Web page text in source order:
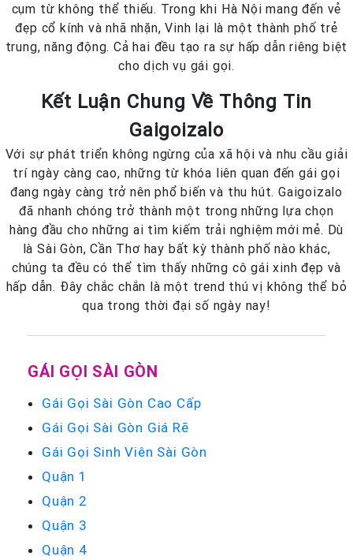
cụm từ không thể thiếu. Trong khi Hà Nội mang đến vẻ
đẹp cổ kính và nhã nhặn, Vinh lại là một thành phố trẻ
trung, năng động. Cả hai đều tạo ra sự hấp dẫn riêng biệt
cho dịch vụ gái gọi.
Kết Luận Chung Về Thông Tin
Gaigoizalo
Với sự phát triển không ngừng của xã hội và nhu cầu giải
trí ngày càng cao, những từ khóa liên quan đến gái gọi
đang ngày càng trở nên phổ biến và thu hút. Gaigoizalo
đã nhanh chóng trở thành một trong những lựa chọn
hàng đầu cho những ai tìm kiếm trải nghiệm mới mẻ. Dù
là Sài Gòn, Cần Thơ hay bất kỳ thành phố nào khác,
chúng ta đều có thể tìm thấy những cô gái xinh đẹp và
hấp dẫn. Đây chắc chắn là một trend thú vị không thể bỏ
qua trong thời đại số ngày nay!
GÁI GỌI SÀI GÒN
Gái Gọi Sài Gòn Cao Cấp
Gái Gọi Sài Gòn Giá Rẽ
Gái Gọi Sinh Viên Sài Gòn
Quận 1
Quận 2
Quận 3
Quận 4